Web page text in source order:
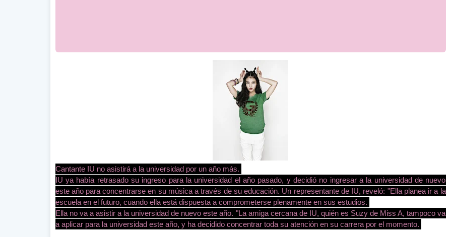
Cantante IU no asistirá a la universidad por un año más.
IU ya había retrasado su ingreso para la universidad el año pasado, y decidió no ingresar a la universidad de nuevo
este año para concentrarse en su música a través de su educación. Un representante de IU, reveló: "Ella planea ir a la
escuela en el futuro, cuando ella está dispuesta a comprometerse plenamente en sus estudios.
Ella no va a asistir a la universidad de nuevo este año. "La amiga cercana de IU, quién es Suzy de Miss A, tampoco va
a aplicar para la universidad este año, y ha decidido concentrar toda su atención en su carrera por el momento.